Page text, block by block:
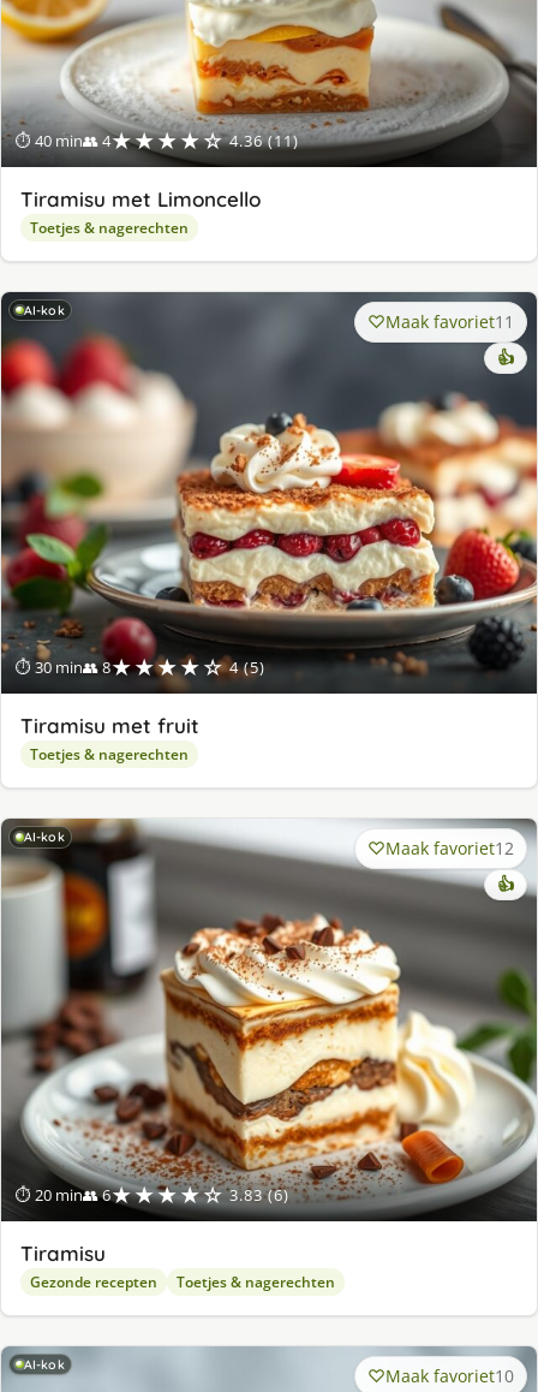
⏱ 40 min👥 4★★★★☆ 4.36 (11)
Tiramisu met Limoncello
Toetjes & nagerechten
AI-kok
⏱ 30 min👥 8★★★★☆ 4 (5)
Maak favoriet11
👍
Tiramisu met fruit
Toetjes & nagerechten
AI-kok
⏱ 20 min👥 6★★★★☆ 3.83 (6)
Maak favoriet12
👍
Tiramisu
Gezonde recepten Toetjes & nagerechten
AI-kok Maak favoriet10